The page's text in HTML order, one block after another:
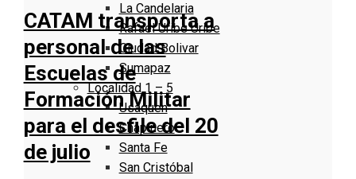
La Candelaria
Rafael Uribe Uribe
Ciudad Bolivar
Sumapaz
Localidad 1 – 5
Usaquen
Chapinero
Santa Fe
San Cristóbal
CATAM transporta a
personal de las
Escuelas de
Formación Militar
para el desfile del 20
de julio